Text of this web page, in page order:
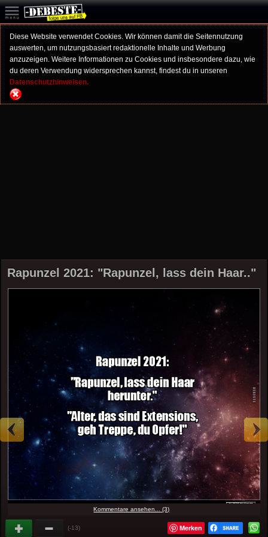
Diese Website verwendet Cookies. Wir können damit die Seitennutzung
auswerten, um nutzungsbasiert redaktionelle Inhalte und Werbung
anzuzeigen. Weitere Informationen zu Cookies und insbesondere dazu, wie
du deren Verwendung widersprechen kannst, findest du in unseren
Datenschutzhinweisen.
Rapunzel 2021: "Rapunzel, lass dein Haar.."
Kommentare ansehen... (3)
(-13) Merken